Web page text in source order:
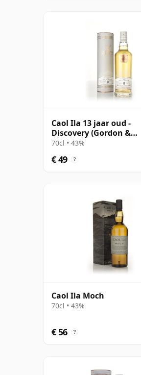
Caol Ila 13 jaar oud -
Discovery (Gordon &
MacPhail)
70cl • 43%
€ 49 ?
Caol Ila Moch
70cl • 43%
€ 56 ?